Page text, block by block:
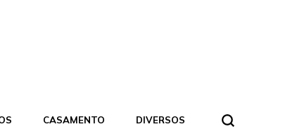
CASAMENTO DIVERSOS